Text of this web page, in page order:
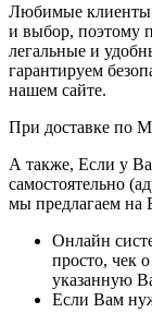
Любимые
и выбор, поэтому
легальные и
гарантируем
нашем сайте.
При доставке по
А также, Если у
самостоятельно
мы предлагаем на
Онлайн
просто, чек
указанную
Если Вам